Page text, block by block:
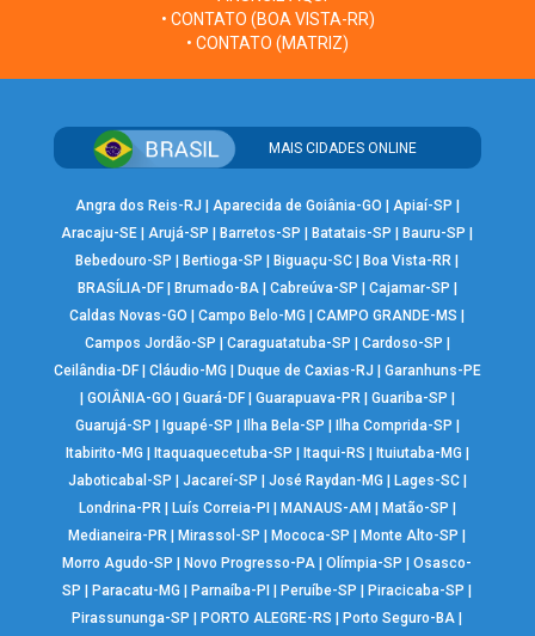
• CONTATO (BOA VISTA-RR)
• CONTATO (MATRIZ)
MAIS CIDADES ONLINE
Angra dos Reis-RJ Aparecida de Goiânia-GO Apiaí-SP
Aracaju-SE |Arujá-SP Barretos-SP Batatais-SP Bauru-SP
Bebedouro-SP
Bertioga-SP Biguaçu-SC Boa Vista-RR
BRASÍLIA-DF| Brumado-BA| Cabreúva-SP Cajamar-SP
Caldas Novas-GO
|Campo Belo-MG |CAMPO GRANDE-MS
Campos Jordão-SP
Caraguatatuba-SP Cardoso-SP
Ceilândia-DF| Cláudio-MG Duque de Caxias-RJ
Garanhuns-PE
GOIÂNIA-GO Guará-DF| Guarapuava-PR| Guariba-SP
Guarujá-SP
Iguapé-SP Ilha Bela-SP Ilha Comprida-SP
Itabirito-MG
Itaquaquecetuba-SP Itaqui-RS Ituiutaba-MG
Jaboticabal-SP
Jacareí-SP José Raydan-MG Lages-SC|
Londrina-PR| Luís Correia-PI MANAUS-AM Matão-SP
Medianeira-PR
Mirassol-SP Mococa-SP Monte Alto-SP
Morro Agudo-SP
Novo Progresso-PA |Olímpia-SP |Osasco-
SP
Paracatu-MG Parnaíba-PI Peruíbe-SP Piracicaba-SP
Pirassununga-SP
PORTO ALEGRE-RS Porto Seguro-BA